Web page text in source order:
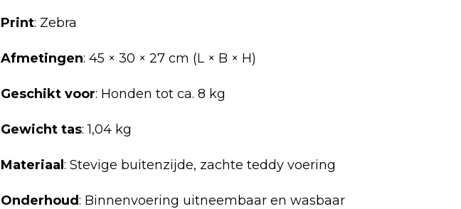
Print: Zebra
Afmetingen: 45 × 30 × 27 cm (L × B × H)
Geschikt voor: Honden tot ca. 8 kg
Gewicht tas: 1,04 kg
Materiaal: Stevige buitenzijde, zachte teddy voering
Onderhoud: Binnenvoering uitneembaar en wasbaar